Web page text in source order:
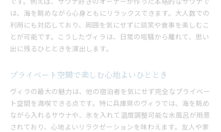
は、海を眺めながら心身ともにリラックスできます。大人数での
利用にも対応しており、周囲を気にせずに談笑や食事を楽しむこ
とが可能です。こうしたヴィラは、日常の喧騒から離れて、思い
出に残るひとときを演出します。
プライベート空間で楽しむ心地よいひととき
ヴィラの最大の魅力は、他の宿泊者を気にせず完全なプライベー
ト空間を満喫できる点です。特に兵庫県のヴィラでは、海を眺め
ながら入れるサウナや、氷を入れて温度調整可能な水風呂が用意
されており、心地よいリラクゼーションを味わえます。友人や家